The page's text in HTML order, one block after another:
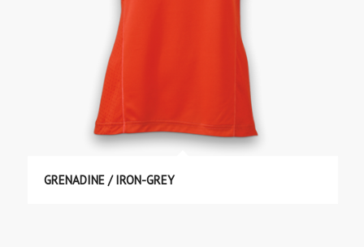
GRENADINE / IRON-GREY